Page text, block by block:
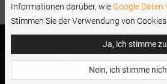
Sind Sie ein
der Beauty-
Informationen darüber, wie Google Daten
Stimmen Sie der Verwendung von
Ja, ich stimme zu
Nein, ich stimme